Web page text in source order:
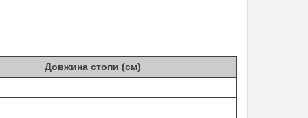
Довжина стопи (см)